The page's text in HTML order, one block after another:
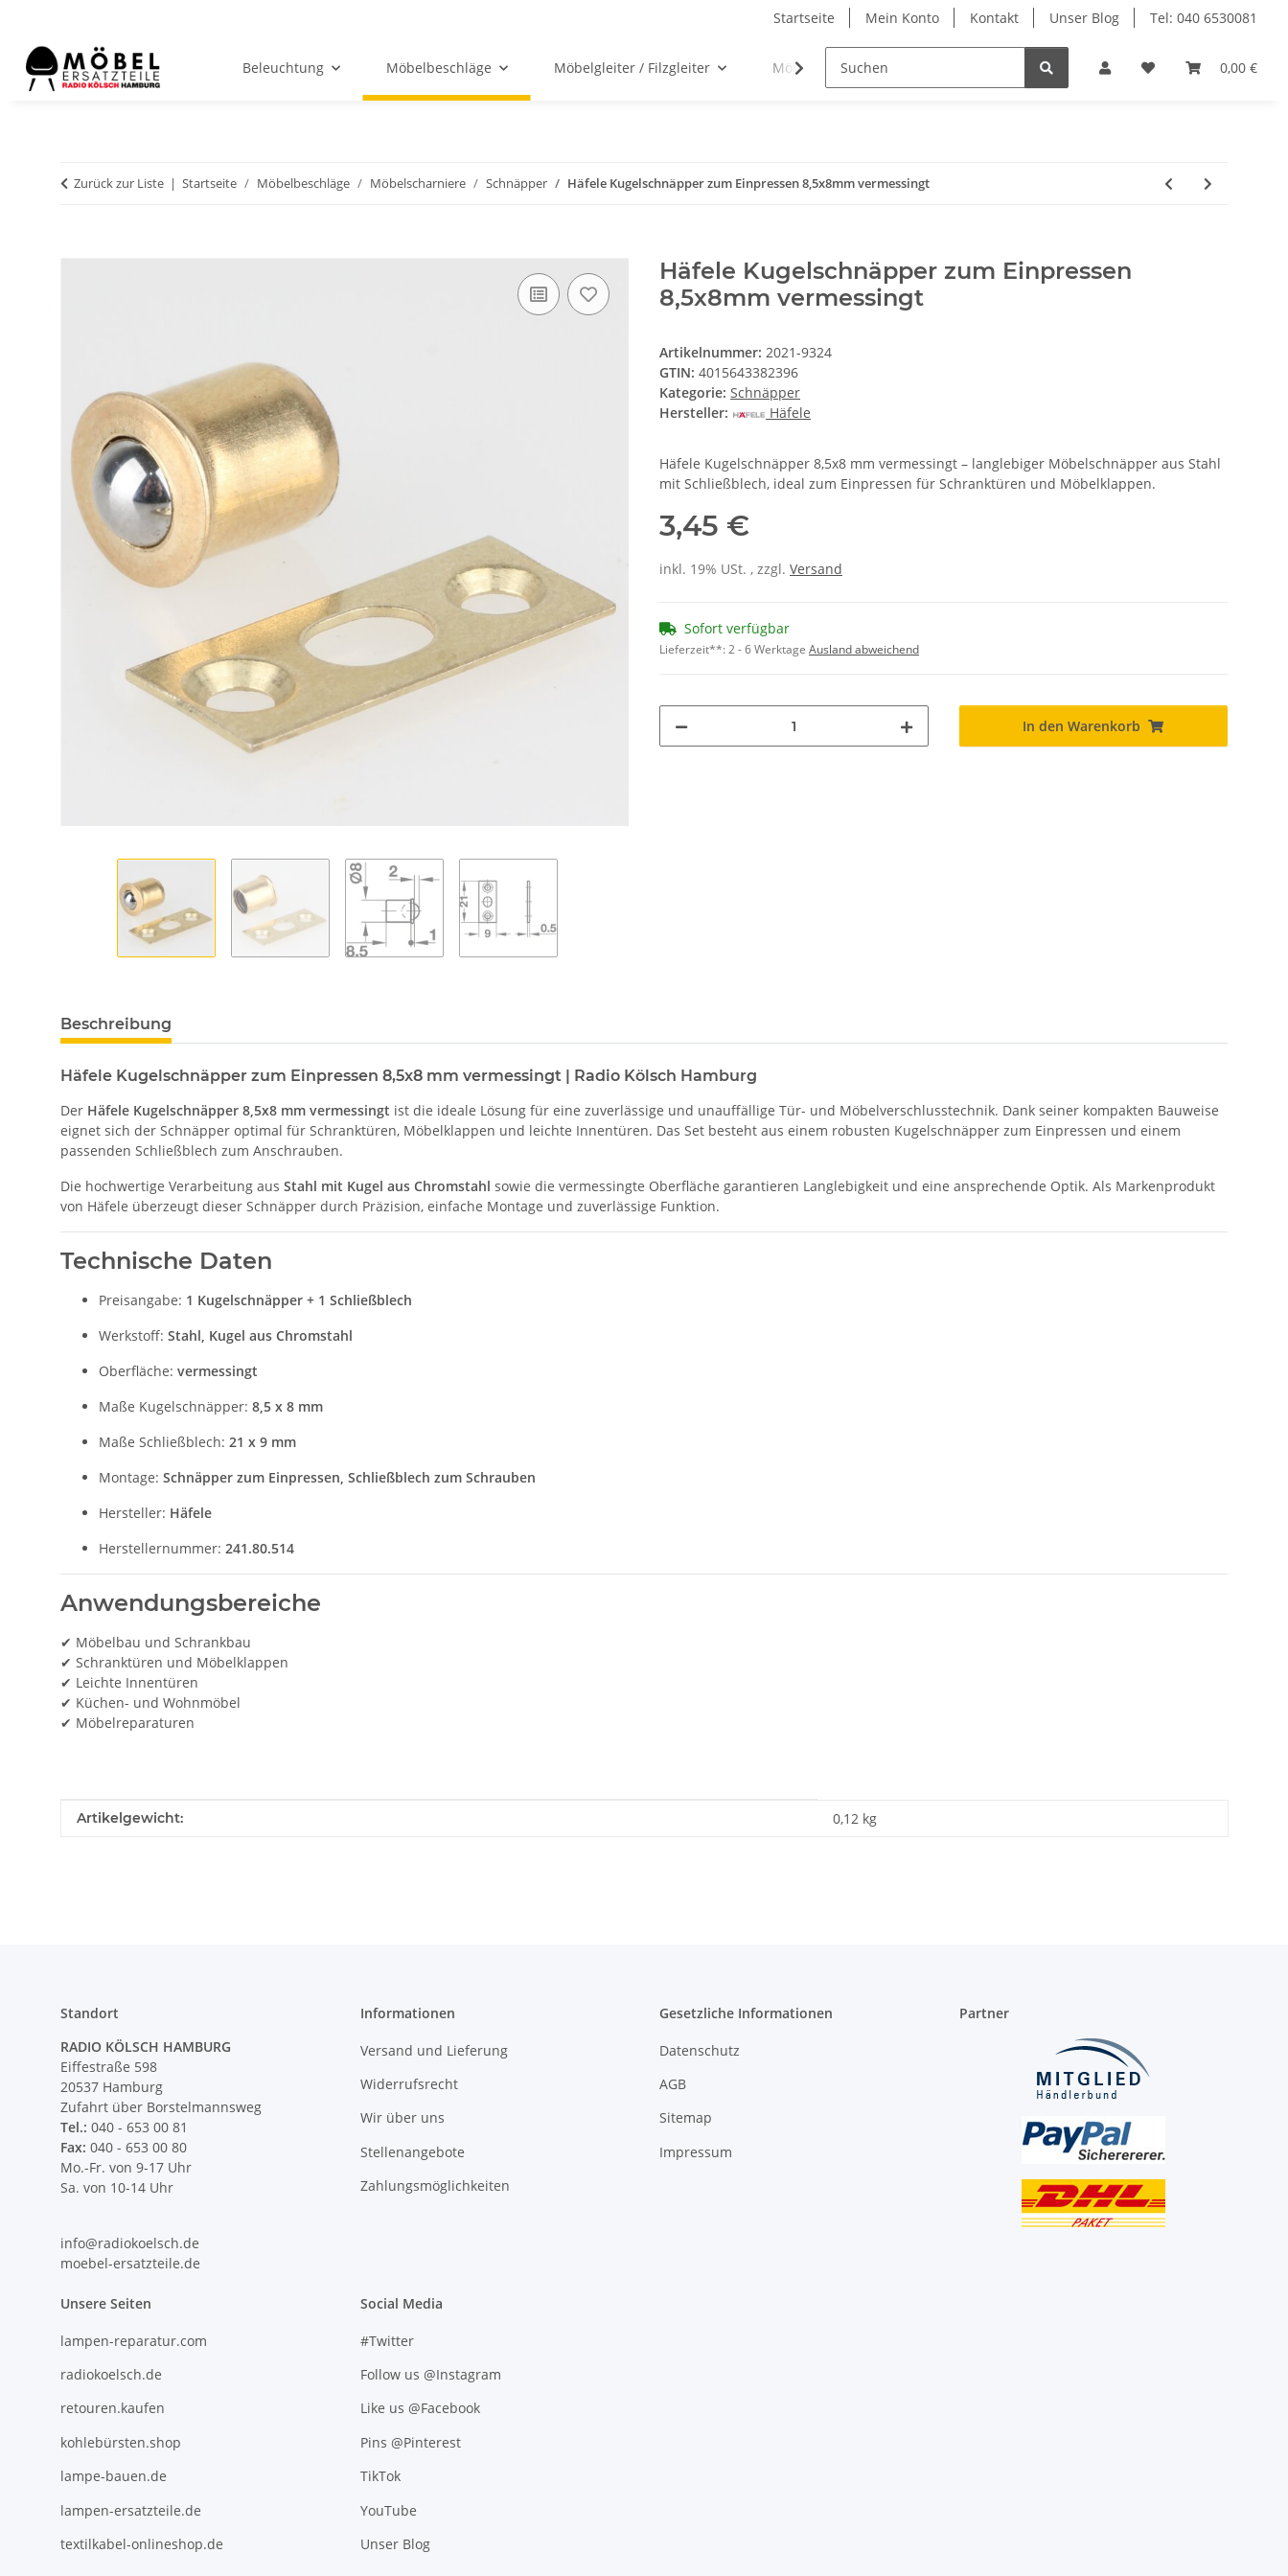
Startseite Mein Konto Kontakt Unser Blog Tel: 040 6530081
0,00 €
Beleuchtung Möbelbeschläge Möbelgleiter / Filzgleiter Möbelgriffe Regalbodenträger
Zurück zur Liste Startseite Möbelbeschläge Möbelscharniere Schnäpper Häfele Kugelschnäpper zum Einpressen 8,5x8mm vermessingt
Häfele Kugelschnäpper zum Einpressen
8,5x8mm vermessingt
Artikelnummer: 2021-9324
GTIN: 4015643382396
Kategorie: Schnäpper
Hersteller:
Häfele
Häfele Kugelschnäpper 8,5x8 mm vermessingt – langlebiger Möbelschnäpper aus Stahl
mit Schließblech, ideal zum Einpressen für Schranktüren und Möbelklappen.
3,45 €
inkl. 19% USt. , zzgl. Versand
Sofort verfügbar
Lieferzeit**:2 - 6 Werktage Ausland abweichend
In den Warenkorb
Beschreibung
Häfele Kugelschnäpper zum Einpressen 8,5x8 mm vermessingt | Radio Kölsch Hamburg
Der Häfele Kugelschnäpper 8,5x8 mm vermessingt ist die ideale Lösung für eine zuverlässige und unauffällige Tür- und Möbelverschlusstechnik. Dank seiner kompakten Bauweise
eignet sich der Schnäpper optimal für Schranktüren, Möbelklappen und leichte Innentüren. Das Set besteht aus einem robusten Kugelschnäpper zum Einpressen und einem
passenden Schließblech zum Anschrauben.
Die hochwertige Verarbeitung aus Stahl mit Kugel aus Chromstahl sowie die vermessingte Oberfläche garantieren Langlebigkeit und eine ansprechende Optik. Als Markenprodukt
von Häfele überzeugt dieser Schnäpper durch Präzision, einfache Montage und zuverlässige Funktion.
Technische Daten
Preisangabe: 1 Kugelschnäpper + 1 Schließblech
Werkstoff: Stahl, Kugel aus Chromstahl
Oberfläche: vermessingt
Maße Kugelschnäpper: 8,5 x 8 mm
Maße Schließblech: 21 x 9 mm
Montage: Schnäpper zum Einpressen, Schließblech zum Schrauben
Hersteller: Häfele
Herstellernummer: 241.80.514
Anwendungsbereiche
✔ Möbelbau und Schrankbau
✔ Schranktüren und Möbelklappen
✔ Leichte Innentüren
✔ Küchen- und Wohnmöbel
✔ Möbelreparaturen
Produkteigenschaft
Wert
Artikelgewicht: 0,12 kg
Standort
RADIO KÖLSCH HAMBURG
Eiffestraße 598
20537 Hamburg
Zufahrt über Borstelmannsweg
Tel.: 040 - 653 00 81
Fax: 040 - 653 00 80
Mo.-Fr. von 9-17 Uhr
Sa. von 10-14 Uhr
info@radiokoelsch.de
moebel-ersatzteile.de
Informationen
Versand und Lieferung
Widerrufsrecht
Wir über uns
Stellenangebote
Zahlungsmöglichkeiten
Gesetzliche Informationen
Datenschutz
AGB
Sitemap
Impressum
Partner
Unsere Seiten
lampen-reparatur.com
radiokoelsch.de
retouren.kaufen
kohlebürsten.shop
lampe-bauen.de
lampen-ersatzteile.de
textilkabel-onlineshop.de
Social Media
#Twitter
Follow us @Instagram
Like us @Facebook
Pins @Pinterest
TikTok
YouTube
Unser Blog